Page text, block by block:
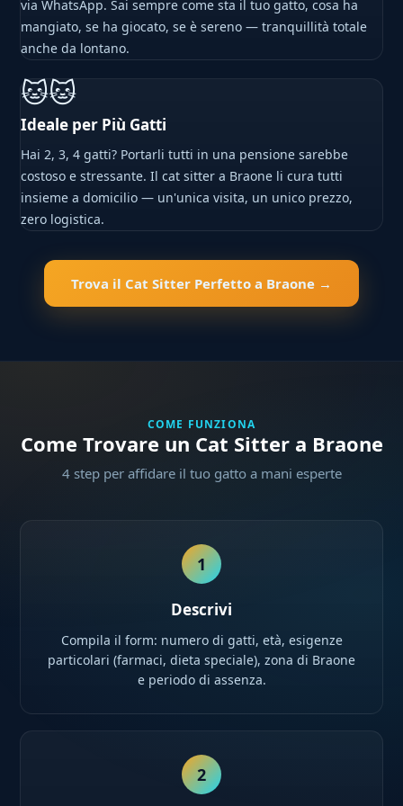
via WhatsApp. Sai sempre come sta il tuo gatto, cosa ha
mangiato, se ha giocato, se è sereno — tranquillità totale
anche da lontano.
🐱🐱
Ideale per Più Gatti
Hai 2, 3, 4 gatti? Portarli tutti in una pensione sarebbe
costoso e stressante. Il cat sitter a Braone li cura tutti
insieme a domicilio — un'unica visita, un unico prezzo,
zero logistica.
Trova il Cat Sitter Perfetto a Braone →
COME FUNZIONA
Come Trovare un Cat Sitter a Braone
4 step per affidare il tuo gatto a mani esperte
1
Descrivi
Compila il form: numero di gatti, età, esigenze
particolari (farmaci, dieta speciale), zona di Braone
e periodo di assenza.
2